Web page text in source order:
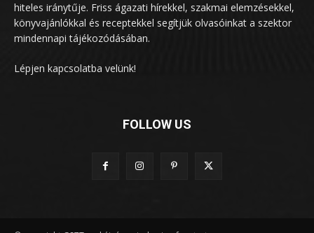
hiteles iránytűje. Friss ágazati hírekkel, szakmai elemzésekkel,
könyvajánlókkal és receptekkel segítjük olvasóinkat a szektor
mindennapi tájékozódásában.
Lépjen kapcsolatba velünk!
FOLLOW US